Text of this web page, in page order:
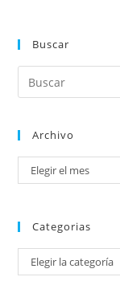
Buscar
Archivo
Elegir el mes
Categorias
Elegir la categoría